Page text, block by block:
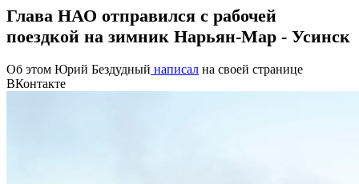
Глава НАО отправился с рабочей
поездкой на зимник Нарьян-Мар - Усинск
Об этом Юрий Бездудный написал на своей странице
ВКонтакте